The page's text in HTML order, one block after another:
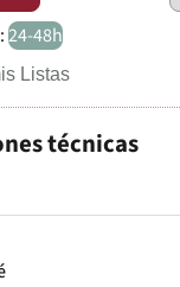
24-48h
Listas
técnicas